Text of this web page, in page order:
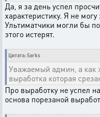
Да, я за день успел
характеристику. Я не
Ультиматчики могли бы
этого истерят.
Цитата: Sarks
Уважаемый админ, а как
выработка которая
Про выработку не успел
основа порезаной